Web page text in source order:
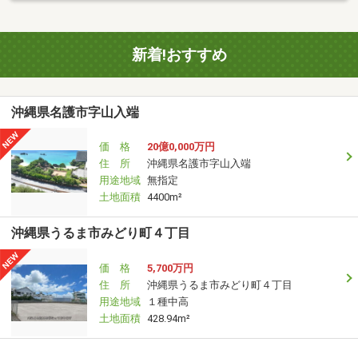
新着!おすすめ
沖縄県名護市字山入端
価 格
20億0,000万円
住 所
沖縄県名護市字山入端
用途地域 無指定
土地面積 4400m²
沖縄県うるま市みどり町４丁目
価 格
5,700万円
住 所
沖縄県うるま市みどり町４丁目
用途地域
１種中高
土地面積 428.94m²